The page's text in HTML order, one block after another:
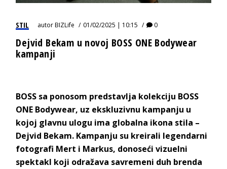
STIL autorBIZLife 01/02/2025 | 10:15 0
Dejvid Bekam u novoj BOSS ONE Bodywear
kampanji
BOSS sa ponosom predstavlja kolekciju BOSS
ONE Bodywear, uz ekskluzivnu kampanju u
kojoj glavnu ulogu ima globalna ikona stila –
Dejvid Bekam. Kampanju su kreirali legendarni
fotografi Mert i Markus, donoseći vizuelni
spektakl koji odražava savremeni duh brenda